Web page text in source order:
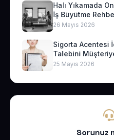
Halı Yıkamada
İş Büyütme
26 Mayıs 2026
Sigorta Acentesi
Talebini
25 Mayıs 2026
Sorunuz